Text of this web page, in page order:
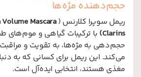
حجم‌دهنده مژه‌ها
ریمل سوپرا کلارنس (Mascara
Clarins) با ترکیبات گیاهی و موم‌های
حجم‌دهی به مژه‌ها، به تقویت و
می‌کند. این ریمل برای کسانی که به
مغذی هستند، انتخابی ایده‌آل است.